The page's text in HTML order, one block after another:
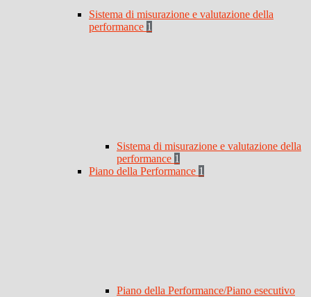
Sistema di misurazione e valutazione della
performance 1
Sistema di misurazione e valutazione della
performance 1
Piano della Performance 1
Piano della Performance/Piano esecutivo